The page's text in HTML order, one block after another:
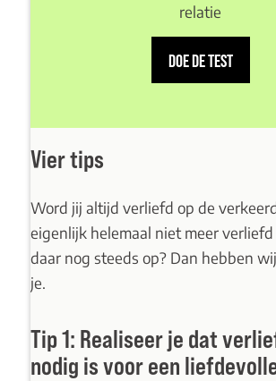
relatie
DOE DE TEST
Vier tips
Word jij altijd verliefd op de
eigenlijk helemaal niet meer
daar nog steeds op? Dan hebben
je.
Tip 1: Realiseer je dat
nodig is voor een